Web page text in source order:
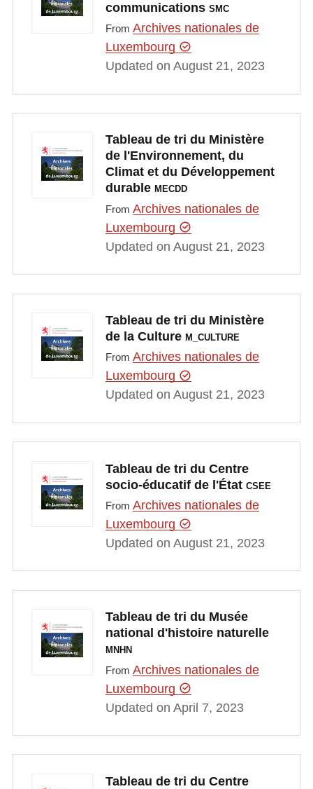
communications SMC
From Archives nationales de
Luxembourg
Updated on August 21, 2023
Tableau de tri du Ministère
de l'Environnement, du
Climat et du Développement
durable MECDD
From Archives nationales de
Luxembourg
Updated on August 21, 2023
Tableau de tri du Ministère
de la Culture M_CULTURE
From Archives nationales de
Luxembourg
Updated on August 21, 2023
Tableau de tri du Centre
socio-éducatif de l'État CSEE
From Archives nationales de
Luxembourg
Updated on August 21, 2023
Tableau de tri du Musée
national d'histoire naturelle
MNHN
From Archives nationales de
Luxembourg
Updated on April 7, 2023
Tableau de tri du Centre